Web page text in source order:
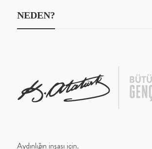
NEDEN?
Aydınlığın inşası için.